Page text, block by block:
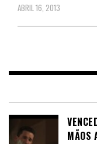
ABRIL 16, 2013
MÃOS